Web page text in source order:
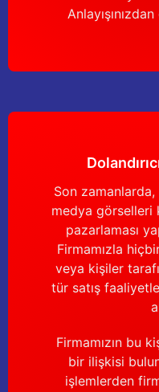
Son zamanlarda,
medya görselleri
pazarlaması
Firmamızla
veya kişiler
tür satış
Firmamızın bu
bir ilişkisi
işlemlerden